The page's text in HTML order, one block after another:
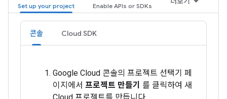
콘솔 Cloud SDK
Google Cloud 콘솔의 프로젝트 선택기 페
이지에서 프로젝트 만들기 를 클릭하여 새